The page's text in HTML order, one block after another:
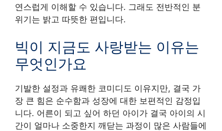
연스럽게 이해할 수 있습니다. 그래도 전반적인 분
위기는 밝고 따뜻한 편입니다.
빅이 지금도 사랑받는 이유는
무엇인가요
기발한 설정과 유쾌한 코미디도 이유지만, 결국 가
장 큰 힘은 순수함과 성장에 대한 보편적인 감정입
니다. 어른이 되고 싶어 하던 아이가 결국 아이의 시
간이 얼마나 소중한지 깨닫는 과정이 많은 사람들에